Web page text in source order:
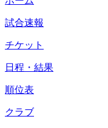
試合速報
チケット
日程・結果
順位表
クラブ